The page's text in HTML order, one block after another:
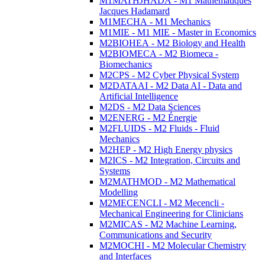
Jacques Hadamard
M1MECHA - M1 Mechanics
M1MIE - M1 MIE - Master in Economics
M2BIOHEA - M2 Biology and Health
M2BIOMECA - M2 Biomeca -
Biomechanics
M2CPS - M2 Cyber Physical System
M2DATAAI - M2 Data AI - Data and
Artificial Intelligence
M2DS - M2 Data Sciences
M2ENERG - M2 Énergie
M2FLUIDS - M2 Fluids - Fluid
Mechanics
M2HEP - M2 High Energy physics
M2ICS - M2 Integration, Circuits and
Systems
M2MATHMOD - M2 Mathematical
Modelling
M2MECENCLI - M2 Mecencli -
Mechanical Engineering for Clinicians
M2MICAS - M2 Machine Learning,
Communications and Security
M2MOCHI - M2 Molecular Chemistry
and Interfaces